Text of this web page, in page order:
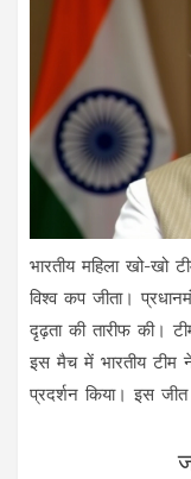
भारतीय महिला खो-खो
विश्व कप जीता।
दृढ़ता की तारीफ की।
इस मैच में भारतीय टीम
प्रदर्शन किया। इस